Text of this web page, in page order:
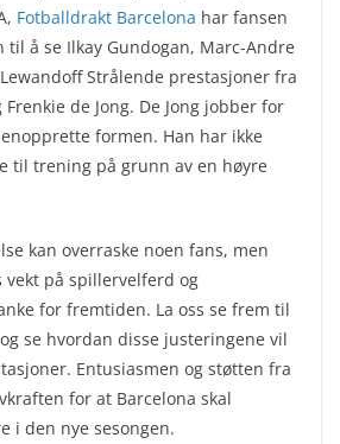
Fotballdrakt Barcelona har fansen
å se Ilkay Gundogan, Marc-Andre
Strålende prestasjoner fra
de Jong. De Jong jobber for
formen. Han har ikke
til trening på grunn av en høyre
kan overraske noen fans, men
på spillervelferd og
for fremtiden. La oss se frem til
se hvordan disse justeringene vil
Entusiasmen og støtten fra
for at Barcelona skal
i den nye sesongen.